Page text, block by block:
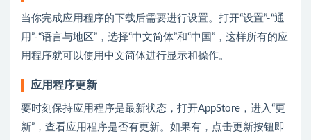
当你完成应用程序的下载后需要进行设置。打开“设置”-“通
用”-“语言与地区”，选择“中文简体”和“中国”，这样所有的应
用程序就可以使用中文简体进行显示和操作。
应用程序更新
要时刻保持应用程序是最新状态，打开AppStore，进入“更
新”，查看应用程序是否有更新。如果有，点击更新按钮即